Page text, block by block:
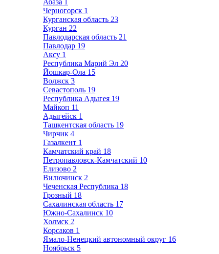
Абаза 1
Черногорск 1
Курганская область 23
Курган 22
Павлодарская область 21
Павлодар 19
Аксу 1
Республика Марий Эл 20
Йошкар-Ола 15
Волжск 3
Севастополь 19
Республика Адыгея 19
Майкоп 11
Адыгейск 1
Ташкентская область 19
Чирчик 4
Газалкент 1
Камчатский край 18
Петропавловск-Камчатский 10
Елизово 2
Вилючинск 2
Чеченская Республика 18
Грозный 18
Сахалинская область 17
Южно-Сахалинск 10
Холмск 2
Корсаков 1
Ямало-Ненецкий автономный округ 16
Ноябрьск 5